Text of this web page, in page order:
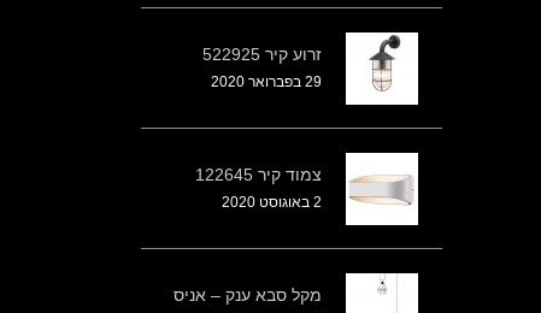
זרוע קיר 522925
29 בפברואר 2020
צמוד קיר 122645
2 באוגוסט 2020
מקל סבא ענק – אניס